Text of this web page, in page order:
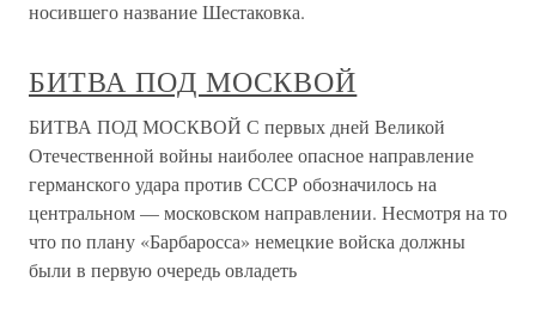
носившего название Шестаковка.
БИТВА ПОД МОСКВОЙ
БИТВА ПОД МОСКВОЙ С первых дней Великой
Отечественной войны наиболее опасное направление
германского удара против СССР обозначилось на
центральном — московском направлении. Несмотря на то
что по плану «Барбаросса» немецкие войска должны
были в первую очередь овладеть